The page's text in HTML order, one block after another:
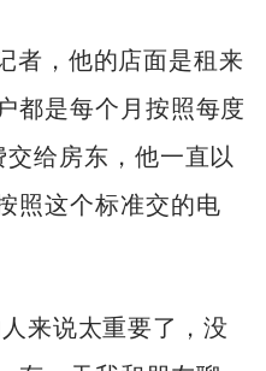
者，他的店面是租来
都是每个月按照每度
给房东，他一直以
照这个标准交的电
来说太重要了，没